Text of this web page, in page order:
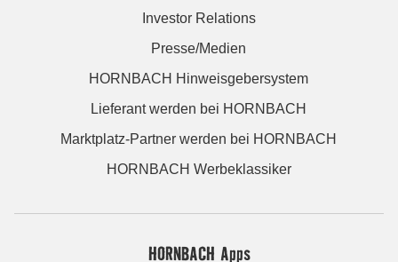
Investor Relations
Presse/Medien
HORNBACH Hinweisgebersystem
Lieferant werden bei HORNBACH
Marktplatz-Partner werden bei HORNBACH
HORNBACH Werbeklassiker
HORNBACH Apps